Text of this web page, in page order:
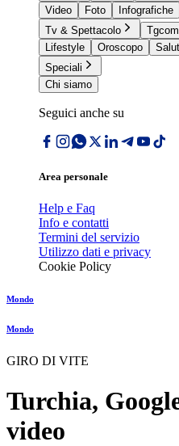
Video
Foto Infografiche
Tv & Spettacolo
Lifestyle
Oroscopo
Speciali
Chi siamo
Seguici anche su
Area personale
Help e Faq
Info e contatti
Termini del servizio
Utilizzo dati e privacy
Cookie Policy
Mondo
Mondo
GIRO DI VITE
Turchia,
video